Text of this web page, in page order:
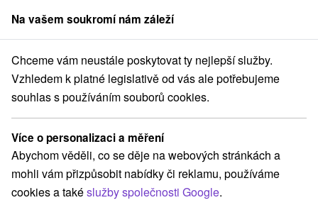
člen skupinySorger
Atrakce na Slovensku Hrady, zámky, zrúcaniny Tekov
Hrady, zámky, zrúcaniny Tekov
Kategorie
Všechny kategorie
Vyhliadkové veže a chodníky(2)
Túry a turistické chodníky(1) Pramene(1)
Na vašem soukromí nám záleží
Chceme vám neustále poskytovat ty nejlepší služby.
Vzhledem k platné legislativě od vás ale potřebujeme
souhlas s používáním souborů cookies.
Více o personalizaci a měření
Abychom věděli, co se děje na webových stránkách a
mohli vám přizpůsobit nabídky či reklamu, používáme
cookies a takéslužby společnosti Google.